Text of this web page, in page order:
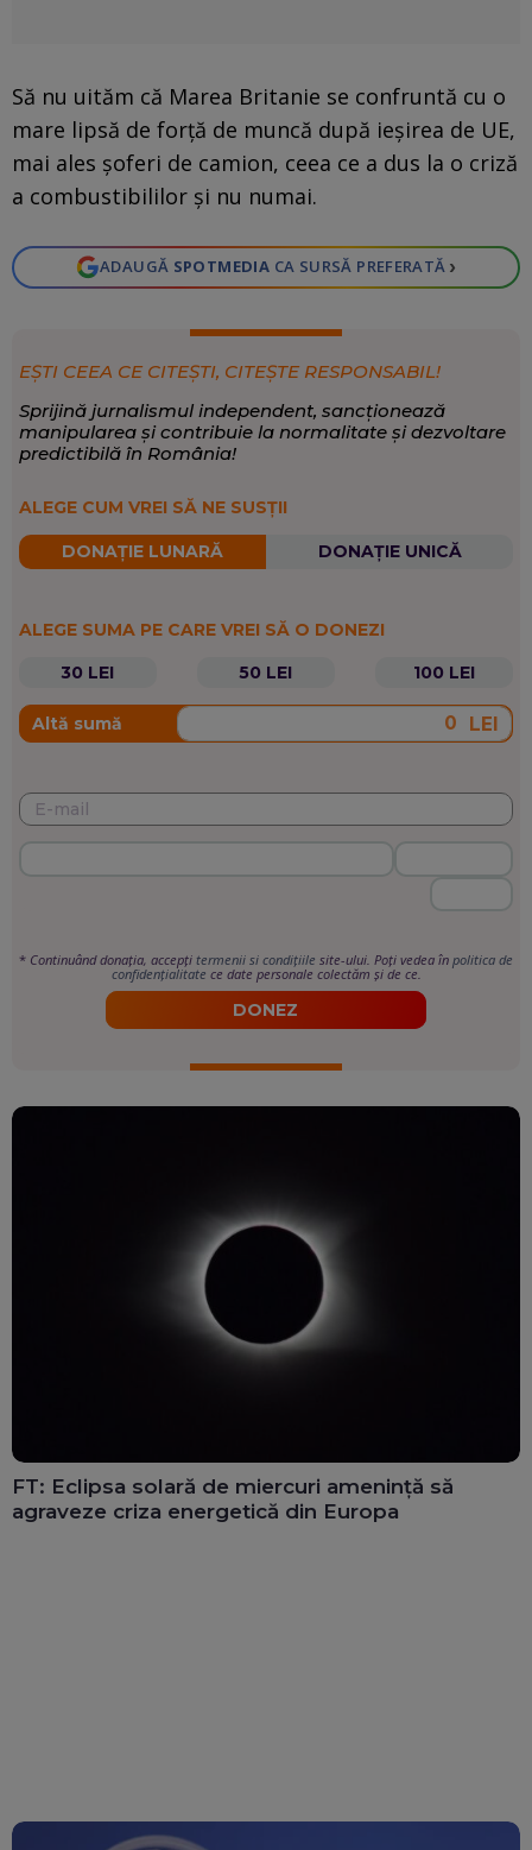
Să nu uităm că Marea Britanie se confruntă cu o
mare lipsă de forţă de muncă după ieşirea de UE,
mai ales şoferi de camion, ceea ce a dus la o criză
a combustibililor şi nu numai.
ADAUGĂ SPOTMEDIA CA SURSĂ PREFERATĂ ›
EȘTI CEEA CE CITEȘTI, CITEȘTE RESPONSABIL!
Sprijină jurnalismul independent, sancționează
manipularea și contribuie la normalitate și dezvoltare
predictibilă în România!
ALEGE CUM VREI SĂ NE SUSȚII
DONAȚIE LUNARĂ DONAȚIE UNICĂ
ALEGE SUMA PE CARE VREI SĂ O DONEZI
30 LEI
50 LEI 100 LEI
Altă sumă LEI
* Continuând donația, accepți termenii si condițiile site-ului. Poți vedea în politica de
confidențialitate ce date personale colectăm și de ce.
DONEZ
FT: Eclipsa solară de miercuri amenință să
agraveze criza energetică din Europa